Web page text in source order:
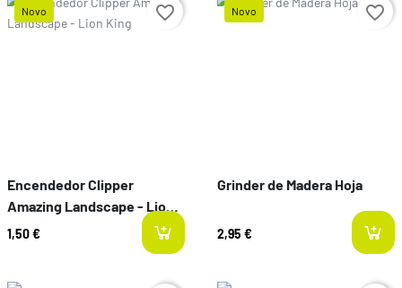
Novo
Encendedor Clipper
Amazing Landscape - Lion
King
1,50 €
favorite_border Novo
Grinder de Madera Hoja
2,95 €
favorite_border